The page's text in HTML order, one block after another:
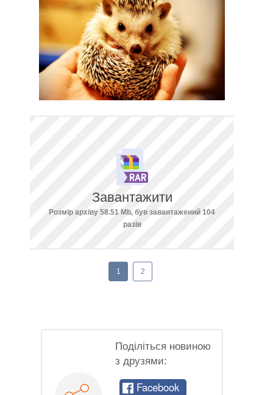
Завантажити
Розмір архіву 58.51 Mb, був завантажений 104
разів
1 2
Поділіться новиною
з друзями:
Facebook